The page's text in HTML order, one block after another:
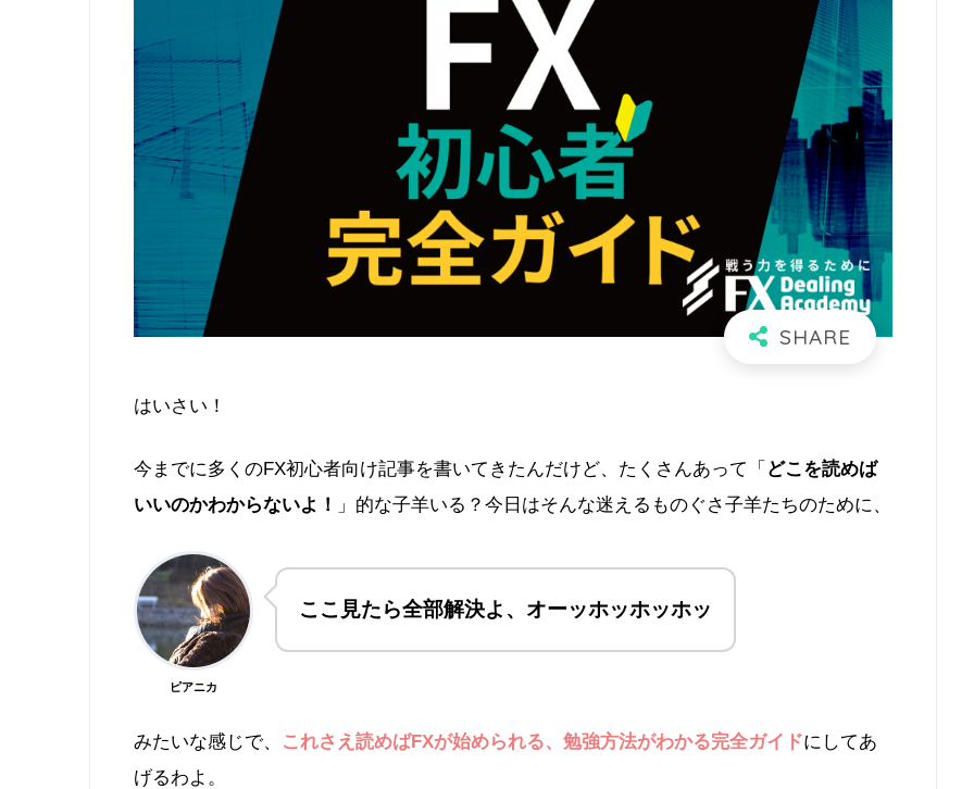
はいさい！
今までに多くのFX初心者向け記事を書いてきたんだけど、たくさんあって「 どこを読めば
いいのかわからないよ！
」的な子羊いる？今日はそんな迷えるものぐさ子羊たちのために、
ピアニカ
ここ見たら全部解決よ、オーッホッホッホッ
みたいな感じで、 これさえ読めばFXが始められる、勉強方法がわかる完全ガイドにしてあ
げるわよ。